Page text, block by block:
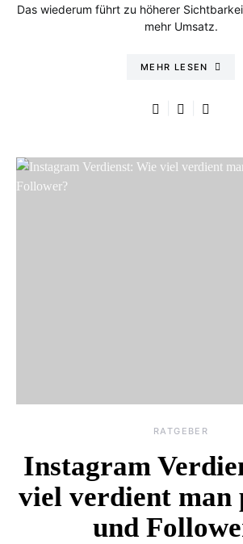
Das wiederum führt zu höherer
mehr Umsatz.
MEHR LESEN
RATGEBER
Instagram
viel verdient man
und